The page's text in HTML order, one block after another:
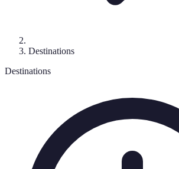
Destinations
Destinations